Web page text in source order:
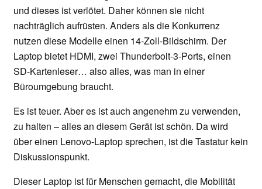
und dieses ist verlötet. Daher können sie nicht
nachträglich aufrüsten. Anders als die Konkurrenz
nutzen diese Modelle einen 14-Zoll-Bildschirm. Der
Laptop bietet HDMI, zwei Thunderbolt-3-Ports, einen
SD-Kartenleser… also alles, was man in einer
Büroumgebung braucht.
Es ist teuer. Aber es ist auch angenehm zu verwenden,
zu halten – alles an diesem Gerät ist schön. Da wird
über einen Lenovo-Laptop sprechen, ist die Tastatur kein
Diskussionspunkt.
Dieser Laptop ist für Menschen gemacht, die Mobilität